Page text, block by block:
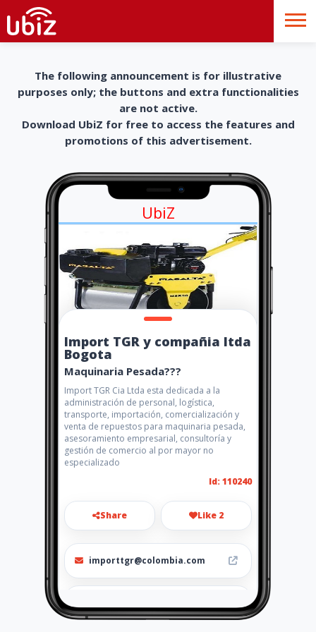
The following announcement is for illustrative
purposes only; the buttons and extra functionalities
are not active.
Download UbiZ for free to access the features and
promotions of this advertisement.
UbiZ
Import TGR y compañia ltda
Bogota
Maquinaria Pesada???
Import TGR Cia Ltda esta dedicada a la
administración de personal, logística,
transporte, importación, comercialización y
venta de repuestos para maquinaria pesada,
asesoramiento empresarial, consultoría y
gestión de comercio al por mayor no
especializado
Id: 110240
Share Like 2
importtgr@colombia.com